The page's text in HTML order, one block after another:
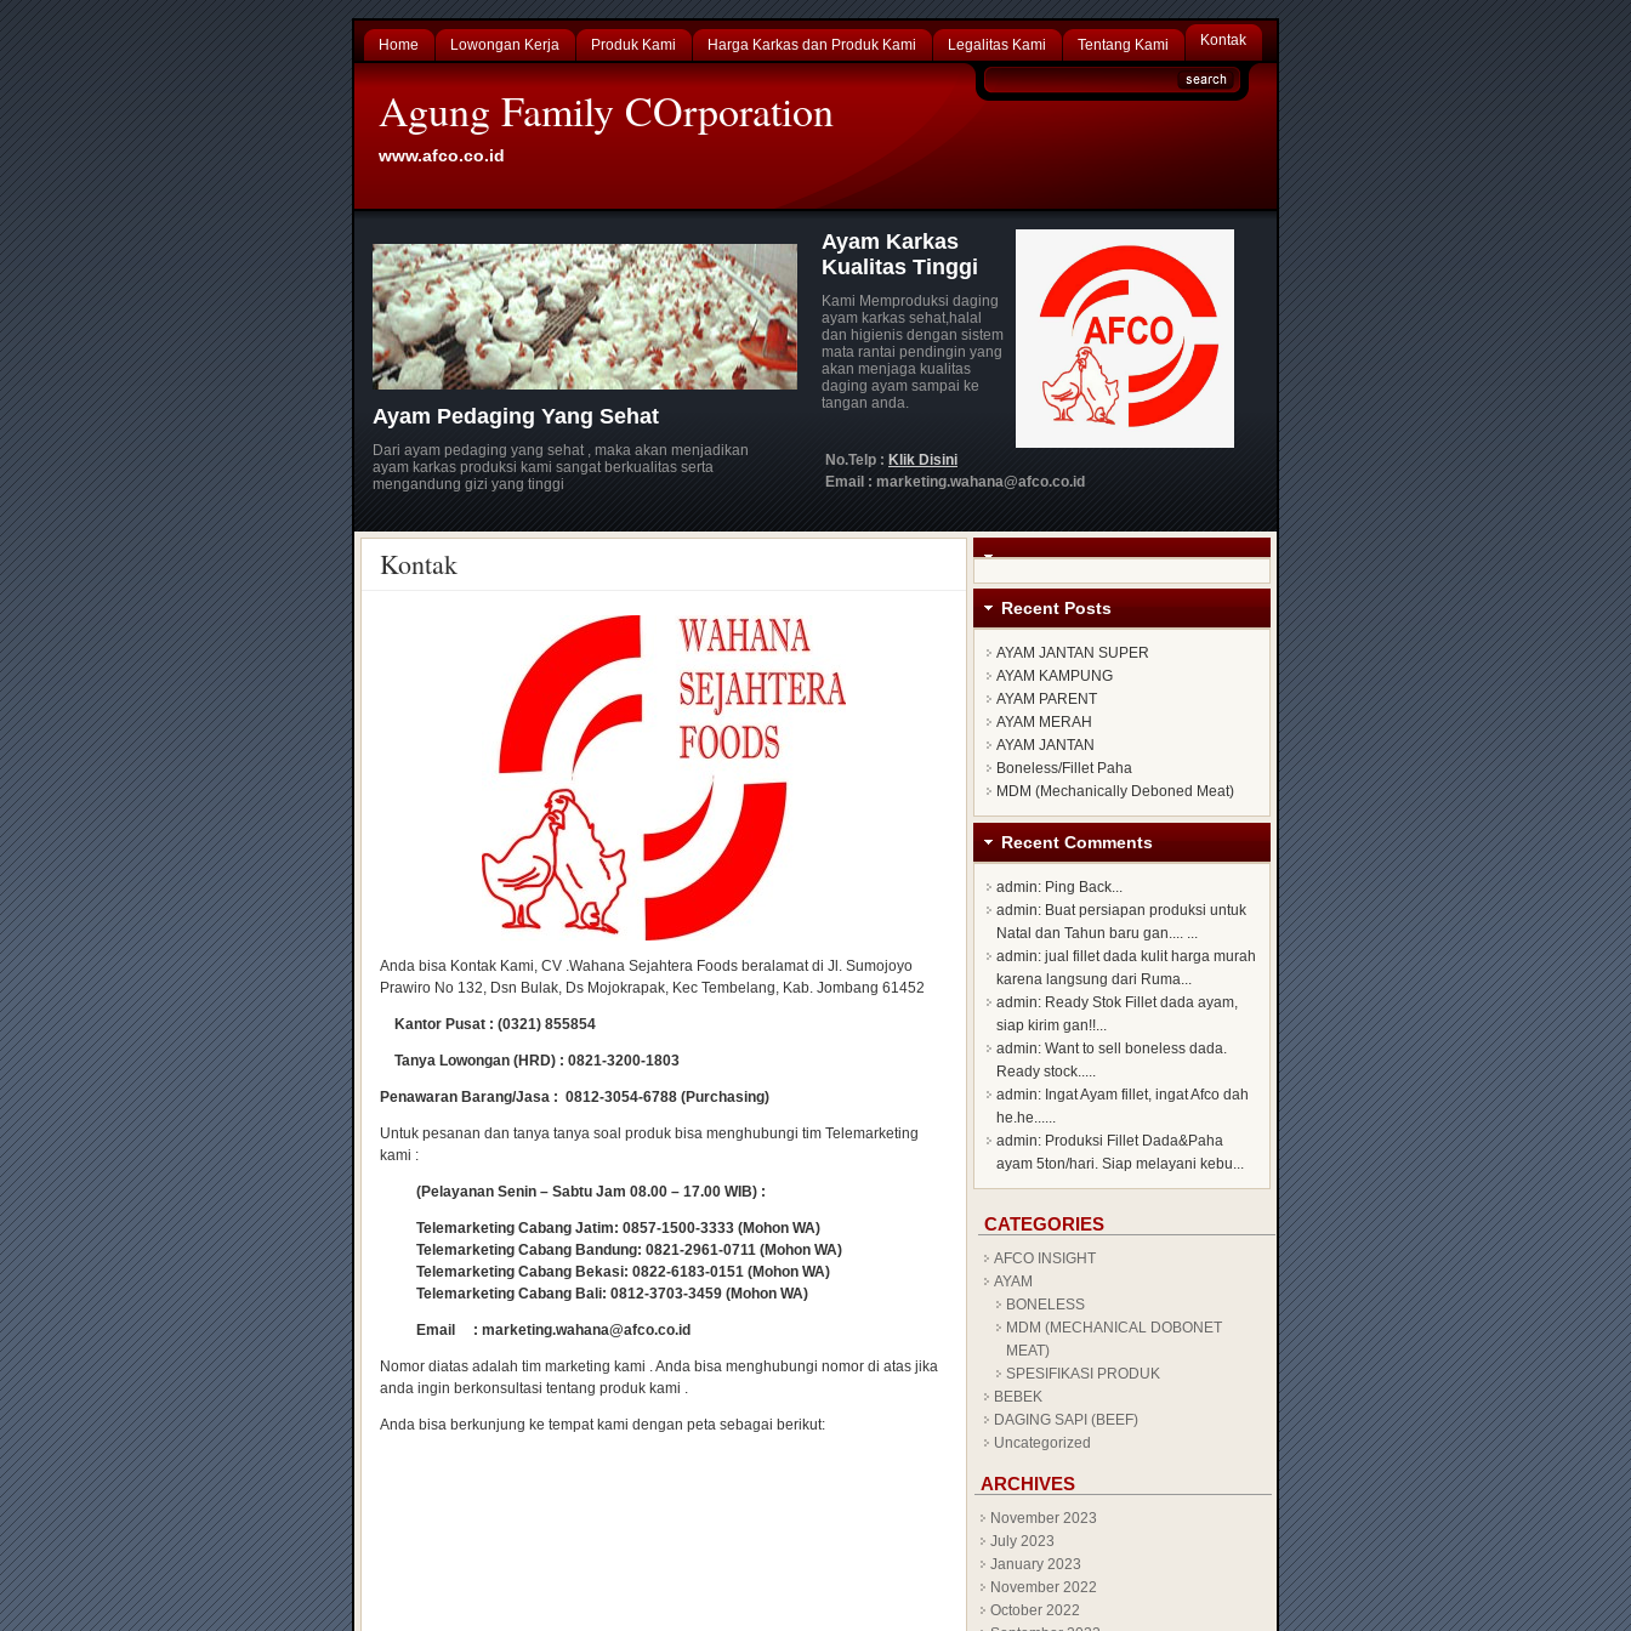
Home Lowongan Kerja Produk Kami Harga Karkas dan Produk Kami Legalitas Kami Tentang Kami Kontak
Agung Family COrporation
www.afco.co.id
Ayam Pedaging Yang Sehat
Dari ayam pedaging yang sehat , maka akan menjadikan
ayam karkas produksi kami sangat berkualitas serta
mengandung gizi yang tinggi
Ayam Karkas
Kualitas Tinggi
Kami Memproduksi daging
ayam karkas sehat,halal
dan higienis dengan sistem
mata rantai pendingin yang
akan menjaga kualitas
daging ayam sampai ke
tangan anda.
No.Telp : Klik Disini
Email : marketing.wahana@afco.co.id
Kontak
Anda bisa Kontak Kami, CV .Wahana Sejahtera Foods beralamat di Jl. Sumojoyo
Prawiro No 132, Dsn Bulak, Ds Mojokrapak, Kec Tembelang, Kab. Jombang 61452
Kantor Pusat : (0321) 855854
Tanya Lowongan (HRD) : 0821-3200-1803
Penawaran Barang/Jasa : 0812-3054-6788 (Purchasing)
Untuk pesanan dan tanya tanya soal produk bisa menghubungi tim Telemarketing
kami :
(Pelayanan Senin – Sabtu Jam 08.00 – 17.00 WIB) :
Telemarketing Cabang Jatim: 0857-1500-3333 (Mohon WA)
Telemarketing Cabang Bandung: 0821-2961-0711 (Mohon WA)
Telemarketing Cabang Bekasi: 0822-6183-0151 (Mohon WA)
Telemarketing Cabang Bali: 0812-3703-3459 (Mohon WA)
Email : marketing.wahana@afco.co.id
Nomor diatas adalah tim marketing kami . Anda bisa menghubungi nomor di atas jika
anda ingin berkonsultasi tentang produk kami .
Anda bisa berkunjung ke tempat kami dengan peta sebagai berikut:
Recent Posts
AYAM JANTAN SUPER
AYAM KAMPUNG
AYAM PARENT
AYAM MERAH
AYAM JANTAN
Boneless/Fillet Paha
MDM (Mechanically Deboned Meat)
Recent Comments
admin: Ping Back...
admin: Buat persiapan produksi untuk
Natal dan Tahun baru gan.... ...
admin: jual fillet dada kulit harga murah
karena langsung dari Ruma...
admin: Ready Stok Fillet dada ayam,
siap kirim gan!!...
admin: Want to sell boneless dada.
Ready stock.....
admin: Ingat Ayam fillet, ingat Afco dah
he.he......
admin: Produksi Fillet Dada&Paha
ayam 5ton/hari. Siap melayani kebu...
CATEGORIES
AFCO INSIGHT
AYAM
BONELESS
MDM (MECHANICAL DOBONET
MEAT)
SPESIFIKASI PRODUK
BEBEK
DAGING SAPI (BEEF)
Uncategorized
ARCHIVES
November 2023
July 2023
January 2023
November 2022
October 2022